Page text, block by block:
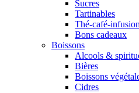
Sucres
Tartinables
Thé-café-
Bons cadeaux
Boissons
Alcools &
Bières
Boissons
Cidres